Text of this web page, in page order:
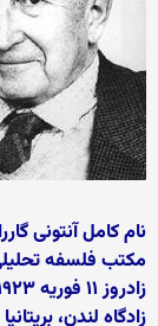
نام کامل آنتونی
مکتب فلسفه
زادروز ۱۱ فوریه ۱۹۲۳
زادگاه لندن، بریتانیا